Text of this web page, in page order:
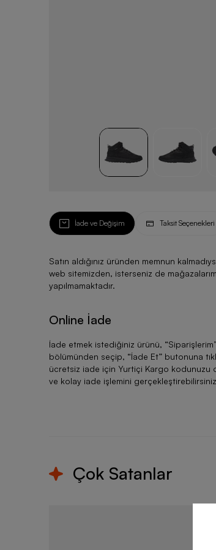
İade ve Değişim Taksit Seçenekleri
Satın aldığınız üründen memnun
web sitemizden, isterseniz de
yapılmamaktadır.
Online İade
İade etmek istediğiniz ürünü, “Siparişlerim
bölümünden seçip, “İade Et” butonuna
ücretsiz iade için Yurtiçi Kargo kodunuzu
ve kolay iade işlemini
Çok Satanlar